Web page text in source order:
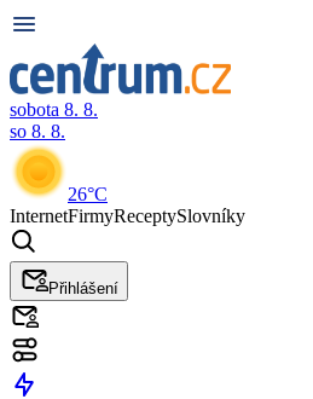
sobota 8. 8.
so 8. 8.
26°C
InternetFirmyReceptySlovníky
Přihlášení